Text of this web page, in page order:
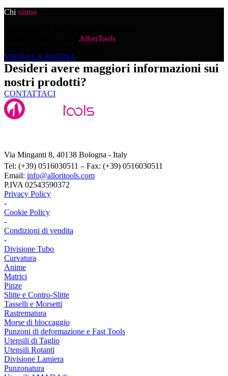
Chi siamo
AlloriTools
VISITA LA PAGINA
Desideri avere maggiori informazioni sui
nostri prodotti?
CONTATTACI
Via Minganti 8, 40138 Bologna - Italy
Tel: (+39) 0516030511 – Fax: (+39) 0516030511
Email: info@alloritools.com
P.IVA 02543590372
Privacy Policy
-
Cookie Policy
-
Condizioni di vendita
-
Divisione Tubo
Curvatura
Anime
Matrici
Pinze
Slitte e Contro-Slitte
Tasselli e Morsetti
Rastrematura
Morse di bloccaggio
Punzoni di deformazione e Fast Tools
Utensili di Taglio
Utensili Rotanti
Divisione Lamiera
Punzonatura